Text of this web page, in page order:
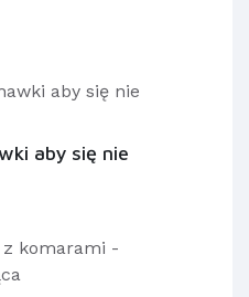
aby się nie